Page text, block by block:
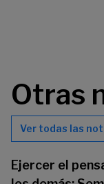
Otras
Ver todas las
Ejercer el